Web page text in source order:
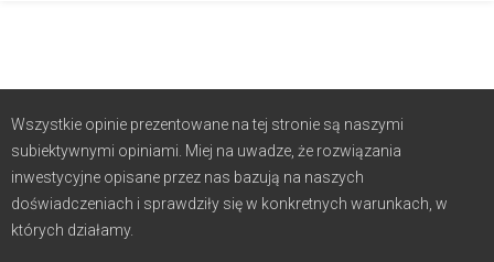
Wszystkie opinie prezentowane na tej stronie są naszymi
subiektywnymi opiniami. Miej na uwadze, że rozwiązania
inwestycyjne opisane przez nas bazują na naszych
doświadczeniach i sprawdziły się w konkretnych warunkach, w
których działamy.